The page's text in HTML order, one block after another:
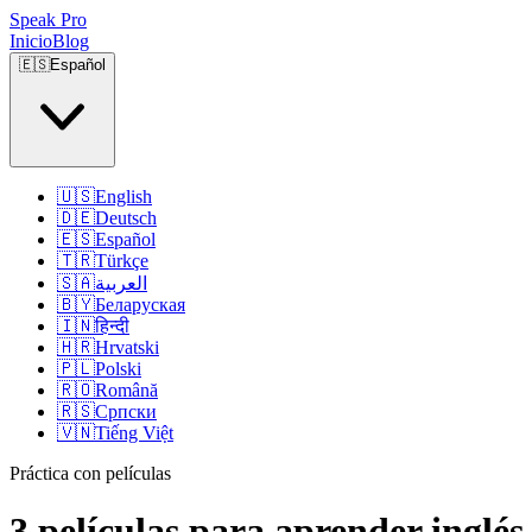
Speak Pro
InicioBlog
🇪🇸Español
🇺🇸English
🇩🇪Deutsch
🇪🇸Español
🇹🇷Türkçe
🇸🇦العربية
🇧🇾Беларуская
🇮🇳हिन्दी
🇭🇷Hrvatski
🇵🇱Polski
🇷🇴Română
🇷🇸Српски
🇻🇳Tiếng Việt
Práctica con películas